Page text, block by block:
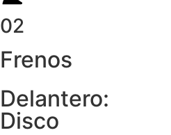
02
Frenos
Delantero:
Disco